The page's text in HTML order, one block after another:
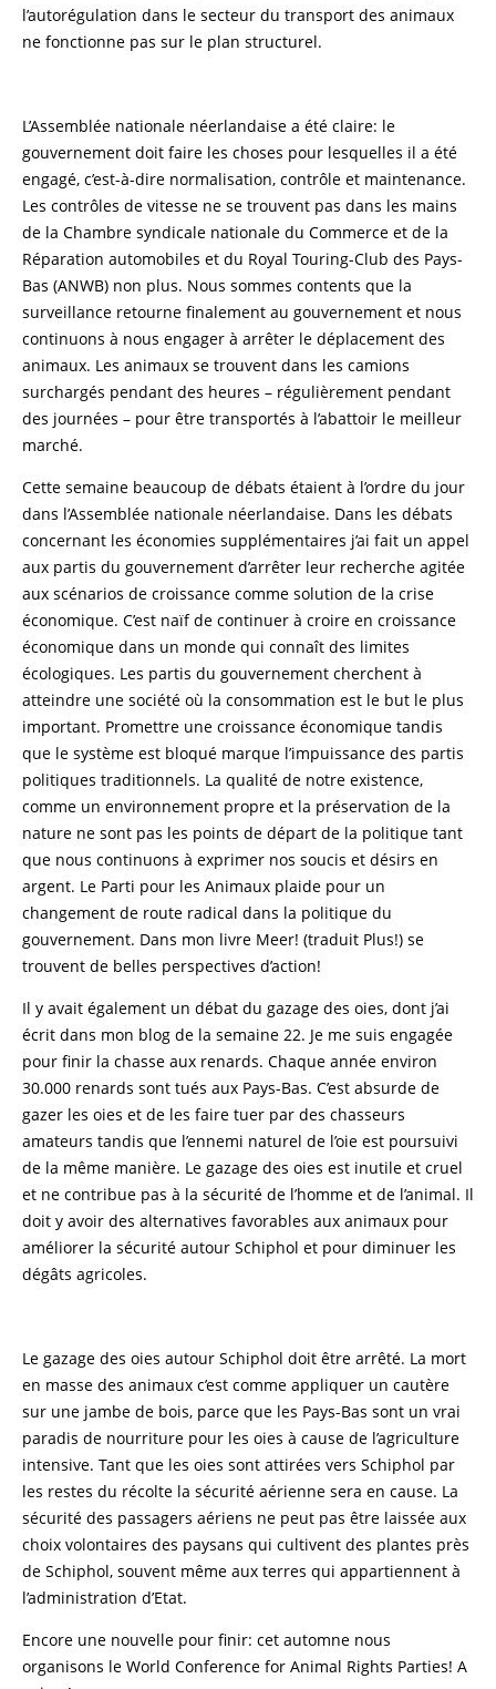
l’autorégulation dans le secteur du transport des animaux
ne fonctionne pas sur le plan structurel.
L’Assemblée nationale néerlandaise a été claire: le
gouvernement doit faire les choses pour lesquelles il a été
engagé, c’est-à-dire normalisation, contrôle et maintenance.
Les contrôles de vitesse ne se trouvent pas dans les mains
de la Chambre syndicale nationale du Commerce et de la
Réparation automobiles et du Royal Touring-Club des Pays-
Bas (ANWB) non plus. Nous sommes contents que la
surveillance retourne finalement au gouvernement et nous
continuons à nous engager à arrêter le déplacement des
animaux. Les animaux se trouvent dans les camions
surchargés pendant des heures – régulièrement pendant
des journées – pour être transportés à l’abattoir le meilleur
marché.
Cette semaine beaucoup de débats étaient à l’ordre du jour
dans l’Assemblée nationale néerlandaise. Dans les débats
concernant les économies supplémentaires j’ai fait un appel
aux partis du gouvernement d’arrêter leur recherche agitée
aux scénarios de croissance comme solution de la crise
économique. C’est naïf de continuer à croire en croissance
économique dans un monde qui connaît des limites
écologiques. Les partis du gouvernement cherchent à
atteindre une société où la consommation est le but le plus
important. Promettre une croissance économique tandis
que le système est bloqué marque l’impuissance des partis
politiques traditionnels. La qualité de notre existence,
comme un environnement propre et la préservation de la
nature ne sont pas les points de départ de la politique tant
que nous continuons à exprimer nos soucis et désirs en
argent. Le Parti pour les Animaux plaide pour un
changement de route radical dans la politique du
gouvernement. Dans mon livre Meer! (traduit Plus!) se
trouvent de belles perspectives d’action!
Il y avait également un débat du gazage des oies, dont j’ai
écrit dans mon blog de la semaine 22. Je me suis engagée
pour finir la chasse aux renards. Chaque année environ
30.000 renards sont tués aux Pays-Bas. C’est absurde de
gazer les oies et de les faire tuer par des chasseurs
amateurs tandis que l’ennemi naturel de l’oie est poursuivi
de la même manière. Le gazage des oies est inutile et cruel
et ne contribue pas à la sécurité de l’homme et de l’animal. Il
doit y avoir des alternatives favorables aux animaux pour
améliorer la sécurité autour Schiphol et pour diminuer les
dégâts agricoles.
Le gazage des oies autour Schiphol doit être arrêté. La mort
en masse des animaux c’est comme appliquer un cautère
sur une jambe de bois, parce que les Pays-Bas sont un vrai
paradis de nourriture pour les oies à cause de l’agriculture
intensive. Tant que les oies sont attirées vers Schiphol par
les restes du récolte la sécurité aérienne sera en cause. La
sécurité des passagers aériens ne peut pas être laissée aux
choix volontaires des paysans qui cultivent des plantes près
de Schiphol, souvent même aux terres qui appartiennent à
l’administration d’Etat.
Encore une nouvelle pour finir: cet automne nous
organisons le World Conference for Animal Rights Parties! A